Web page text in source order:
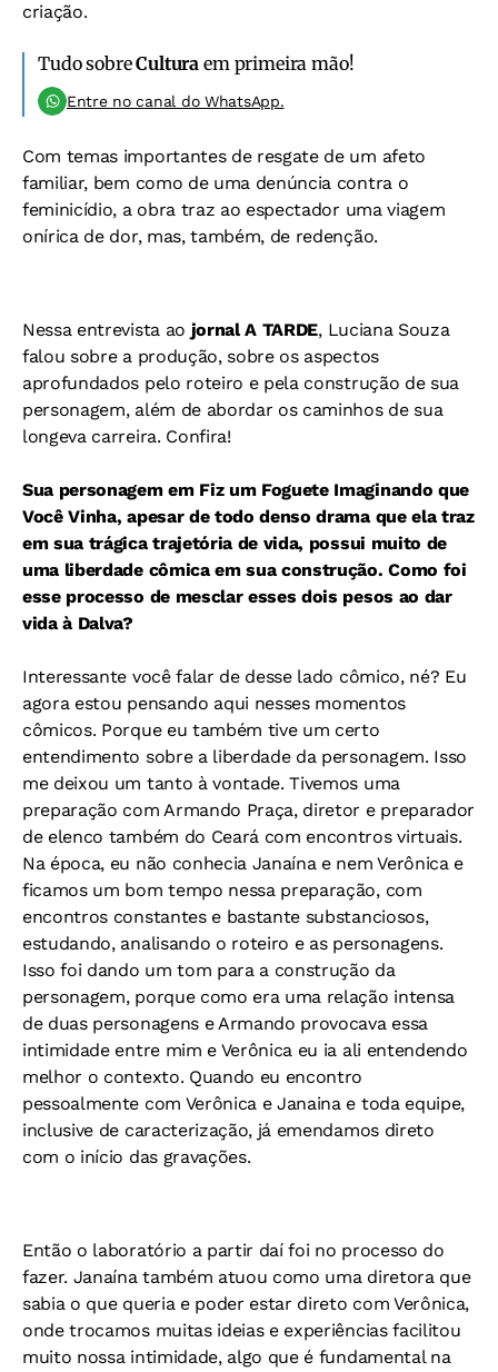
criação.
Tudo sobreCultura em primeira mão!
Entre no canal do WhatsApp.
Com temas importantes de resgate de um afeto
familiar, bem como de uma denúncia contra o
feminicídio, a obra traz ao espectador uma viagem
onírica de dor, mas, também, de redenção.
Nessa entrevista ao jornal A TARDE, Luciana Souza
falou sobre a produção, sobre os aspectos
aprofundados pelo roteiro e pela construção de sua
personagem, além de abordar os caminhos de sua
longeva carreira. Confira!
Sua personagem em Fiz um Foguete Imaginando que
Você Vinha, apesar de todo denso drama que ela traz
em sua trágica trajetória de vida, possui muito de
uma liberdade cômica em sua construção. Como foi
esse processo de mesclar esses dois pesos ao dar
vida à Dalva?
Interessante você falar de desse lado cômico, né? Eu
agora estou pensando aqui nesses momentos
cômicos. Porque eu também tive um certo
entendimento sobre a liberdade da personagem. Isso
me deixou um tanto à vontade. Tivemos uma
preparação com Armando Praça, diretor e preparador
de elenco também do Ceará com encontros virtuais.
Na época, eu não conhecia Janaína e nem Verônica e
ficamos um bom tempo nessa preparação, com
encontros constantes e bastante substanciosos,
estudando, analisando o roteiro e as personagens.
Isso foi dando um tom para a construção da
personagem, porque como era uma relação intensa
de duas personagens e Armando provocava essa
intimidade entre mim e Verônica eu ia ali entendendo
melhor o contexto. Quando eu encontro
pessoalmente com Verônica e Janaina e toda equipe,
inclusive de caracterização, já emendamos direto
com o início das gravações.
Então o laboratório a partir daí foi no processo do
fazer. Janaína também atuou como uma diretora que
sabia o que queria e poder estar direto com Verônica,
onde trocamos muitas ideias e experiências facilitou
muito nossa intimidade, algo que é fundamental na